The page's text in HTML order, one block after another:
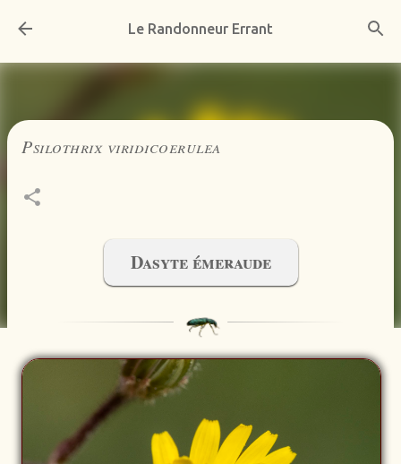
Accéder au contenu principal
Le Randonneur Errant
Psilothrix viridicoerulea
Dasyte émeraude